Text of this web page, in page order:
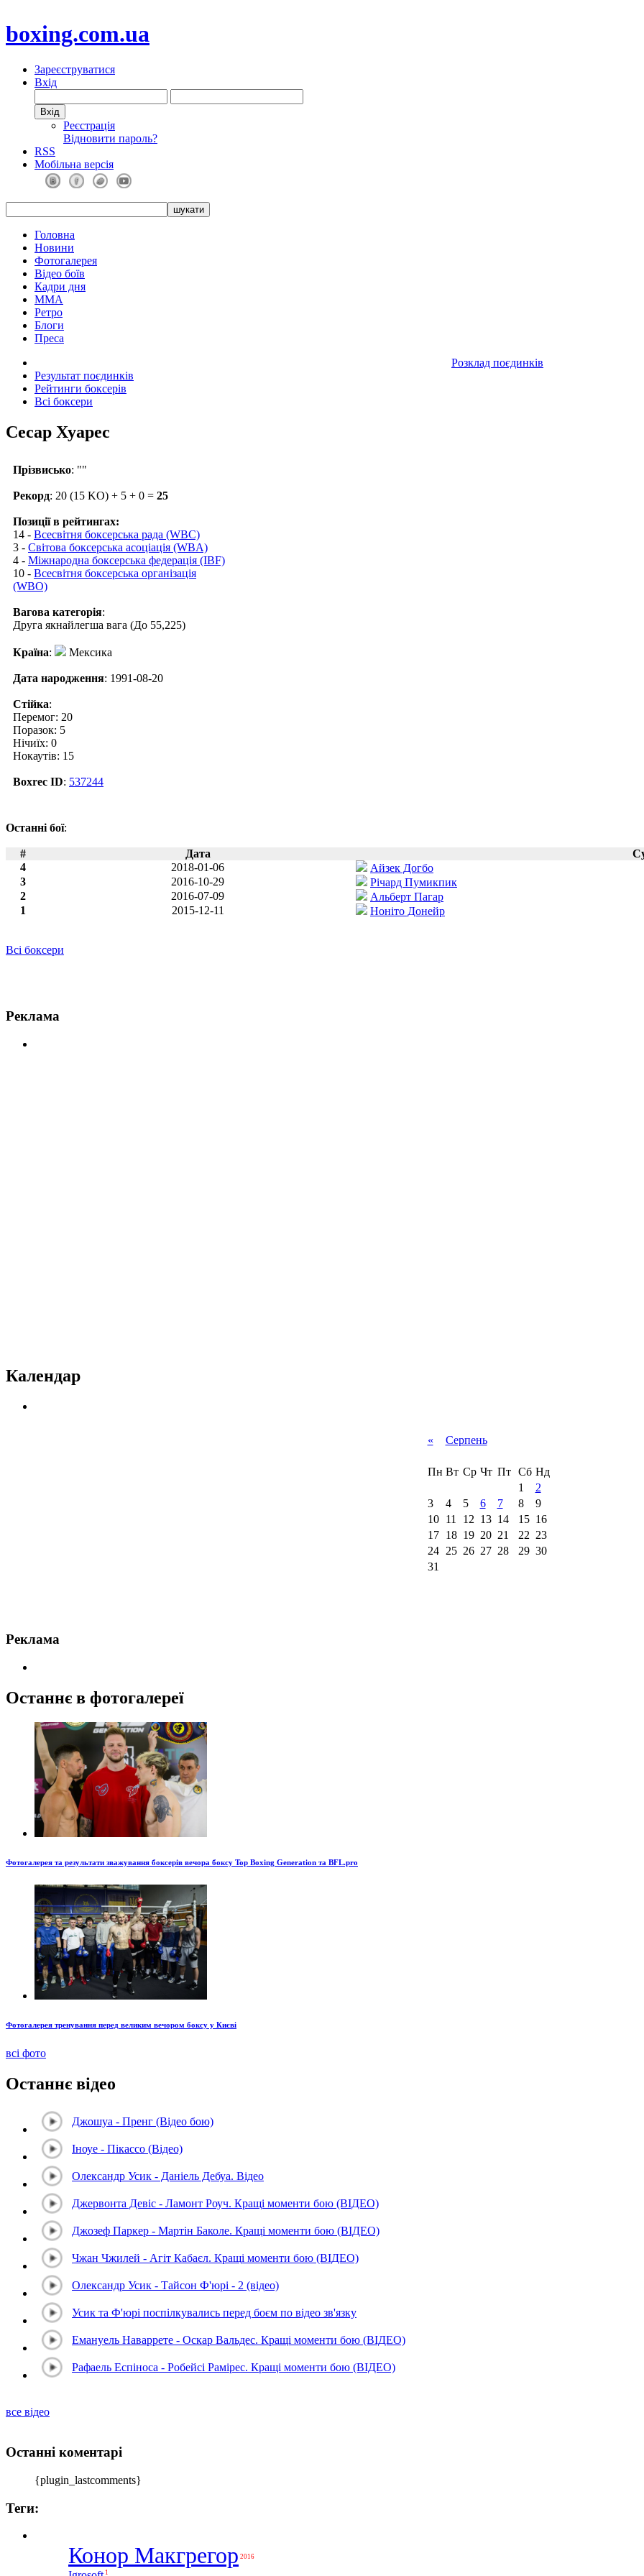
boxing.com.ua
Зареєструватися
Вхід
Реєстрація
Відновити пароль?
RSS
Мобільна версія
Головна
Новини
Фотогалерея
Відео боїв
Кадри дня
ММА
Ретро
Блоги
Преса
Розклад поєдинків
Результат поєдинків
Рейтинги боксерів
Всі боксери
Сесар Хуарес
Прізвисько: ""
Рекорд: 20 (15 KO) + 5 + 0 = 25
Позиції в рейтингах:
14 - Всесвітня боксерська рада (WBC)
3 - Світова боксерська асоціація (WBA)
4 - Міжнародна боксерська федерація (IBF)
10 - Всесвітня боксерська організація
(WBO)
Вагова категорія:
Друга якнайлегша вага (До 55,225)
Країна: Мексика
Дата народження: 1991-08-20
Стійка:
Перемог: 20
Поразок: 5
Нічиїх: 0
Нокаутів: 15
Boxrec ID: 537244
Останні бої:
# Дата
4
2018-01-06
Айзек Догбо
3
2016-10-29
Річард Пумикпик
2
2016-07-09
Альберт Пагар
1
2015-12-11 Ноніто Донейр
Всі боксери
Реклама
Календар
« Серпень
Пн Вт Ср Чт Пт Сб Нд
1
2
3
4 5 6 7 8
9
10
11 12 13 14 15 16
17
18 19 20 21 22 23
24
25 26 27 28 29 30
31
Реклама
Останнє в фотогалереї
Фотогалерея та результати зважування боксерів вечора боксу Top Boxing Generation та BFL.pro
Фотогалерея тренування перед великим вечором боксу у Києві
всі фото
Останнє відео
Джошуа - Пренг (Відео бою)
Іноуе - Пікассо (Відео)
Олександр Усик - Даніель Дебуа. Відео
Джервонта Девіс - Ламонт Роуч. Кращі моменти бою (ВІДЕО)
Джозеф Паркер - Мартін Баколе. Кращі моменти бою (ВІДЕО)
Чжан Чжилей - Агіт Кабаєл. Кращі моменти бою (ВІДЕО)
Олександр Усик - Тайсон Ф'юрі - 2 (відео)
Усик та Ф'юрі поспілкувались перед боєм по відео зв'язку
Емануель Наваррете - Оскар Вальдес. Кращі моменти бою (ВІДЕО)
Рафаель Еспіноса - Робейсі Рамірес. Кращі моменти бою (ВІДЕО)
все відео
Останні коментарі
{plugin_lastcomments}
Теги:
Конор Макгрегор 2016
1